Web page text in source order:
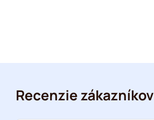
Recenzie zákazníkov